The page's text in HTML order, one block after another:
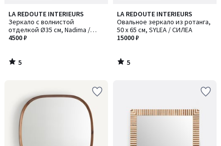
LA REDOUTE INTERIEURS
Зеркало с волнистой
отделкой Ø35 см, Nadima /
Надима
4500 ₽
5
/
5
5
/
LA REDOUTE INTERIEURS
Овальное зеркало из ротанга,
50 x 65 см, SYLEA / СИЛЕА
15000 ₽
5
/
5
5
/